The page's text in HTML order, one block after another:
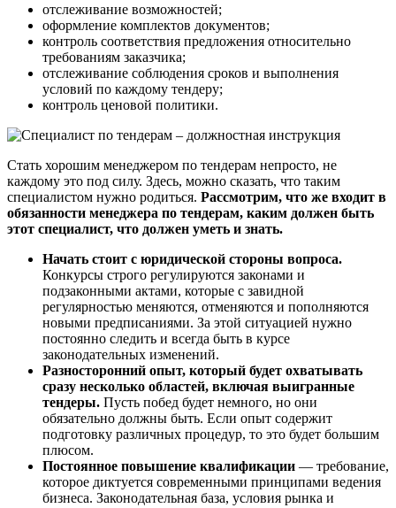
отслеживание возможностей;
оформление комплектов документов;
контроль соответствия предложения относительно
требованиям заказчика;
отслеживание соблюдения сроков и выполнения
условий по каждому тендеру;
контроль ценовой политики.
Стать хорошим менеджером по тендерам непросто, не
каждому это под силу. Здесь, можно сказать, что таким
специалистом нужно родиться. Рассмотрим, что же входит в
обязанности менеджера по тендерам, каким должен быть
этот специалист, что должен уметь и знать.
Начать стоит с юридической стороны вопроса.
Конкурсы строго регулируются законами и
подзаконными актами, которые с завидной
регулярностью меняются, отменяются и пополняются
новыми предписаниями. За этой ситуацией нужно
постоянно следить и всегда быть в курсе
законодательных изменений.
Разносторонний опыт, который будет охватывать
сразу несколько областей, включая выигранные
тендеры. Пусть побед будет немного, но они
обязательно должны быть. Если опыт содержит
подготовку различных процедур, то это будет большим
плюсом.
Постоянное повышение квалификации — требование,
которое диктуется современными принципами ведения
бизнеса. Законодательная база, условия рынка и